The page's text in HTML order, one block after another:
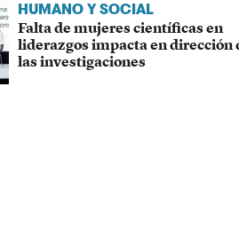
HUMANO Y SOCIAL
Falta de mujeres científicas en
liderazgos impacta en dirección
las investigaciones